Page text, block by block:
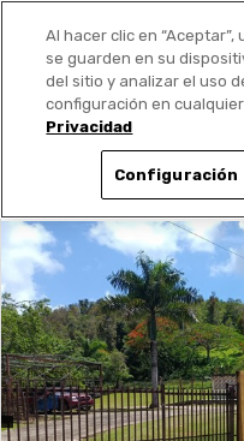
Al hacer clic en
se guarden en su
del sitio y analizar el uso
configuración en
Privacidad
Configuración